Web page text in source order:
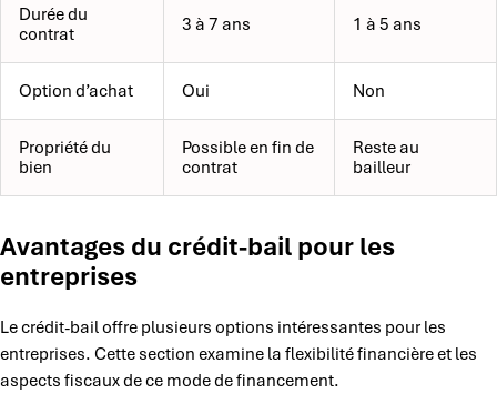
Durée du
contrat
3 à 7 ans 1 à 5 ans
Option d’achat Oui Non
Propriété du
bien
Possible en fin de
contrat
Reste au
bailleur
Avantages du crédit-bail pour les
entreprises
Le crédit-bail offre plusieurs options intéressantes pour les
entreprises. Cette section examine la flexibilité financière et les
aspects fiscaux de ce mode de financement.